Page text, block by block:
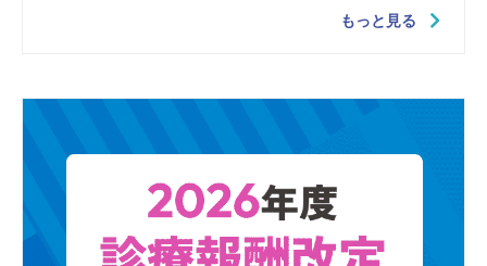
もっと見る